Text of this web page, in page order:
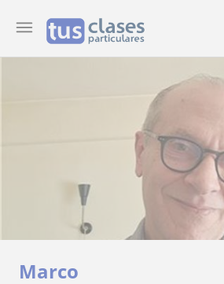
Marco